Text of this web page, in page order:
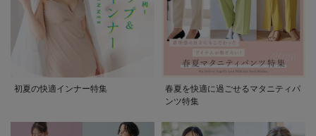
初夏の快適インナー特集
春夏を快適に過ごせるマタニティパ
ンツ特集